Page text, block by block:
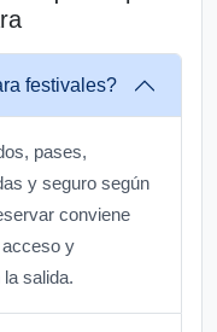
festivales?
pases,
y seguro según
conviene
y
salida.